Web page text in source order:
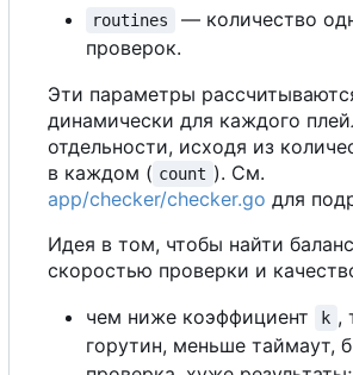
routines
— количество
проверок.
Эти параметры
динамически для каждого
отдельности, исходя из
в каждом ( count ). См.
app/checker/checker.go для
Идея в том, чтобы найти
скоростью проверки и
чем ниже коэффициент
k ,
горутин, меньше таймаут,